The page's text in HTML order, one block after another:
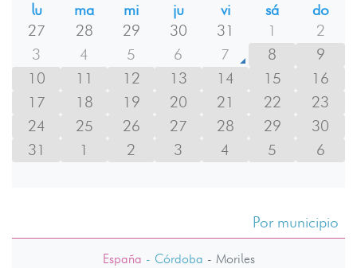
lu
ma mi ju vi sá
do
27
28 29 30 31 1
2
3
4 5 6 7 8
9
10
11 12 13 14 15
16
17
18 19 20 21 22
23
24
25 26 27 28 29
30
31
1 2 3 4 5 6
Por municipio
España - Córdoba - Moriles